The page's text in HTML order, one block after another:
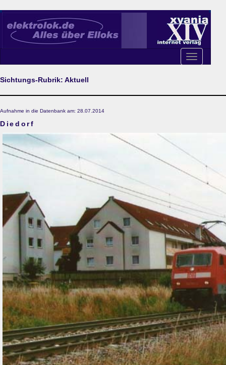
Toggle
navigation
Sichtungs-Rubrik: Aktuell
Aufnahme in die Datenbank am: 28.07.2014
Diedorf